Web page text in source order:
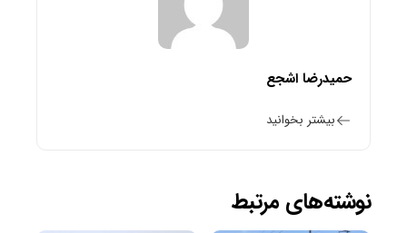
حمیدرضا اشجع
بیشتر بخوانید
نوشته‌های مرتبط